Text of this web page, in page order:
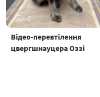
6
Відео-перевтілення
цвергшнауцера Оззі